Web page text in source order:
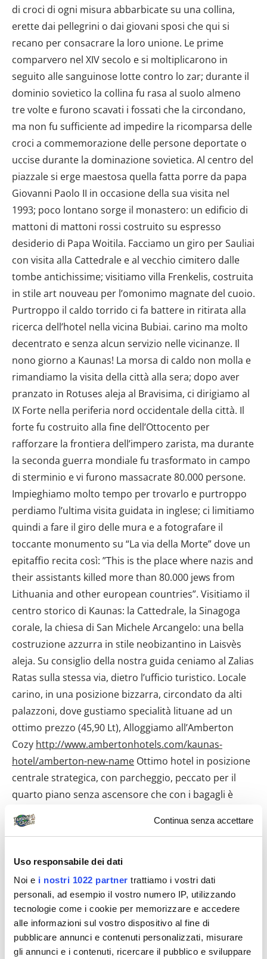
Continua senza accettare
Uso responsabile dei dati
Noi e i nostri 1022 partner trattiamo i vostri dati
personali, ad esempio il vostro numero IP, utilizzando
tecnologie come i cookie per memorizzare e accedere
alle informazioni sul vostro dispositivo al fine di
pubblicare annunci e contenuti personalizzati, misurare
gli annunci e i contenuti, ricercare il pubblico e sviluppare
di croci di ogni misura abbarbicate su una collina,
erette dai pellegrini o dai giovani sposi che qui si
recano per consacrare la loro unione. Le prime
comparvero nel XIV secolo e si moltiplicarono in
seguito alle sanguinose lotte contro lo zar; durante il
dominio sovietico la collina fu rasa al suolo almeno
tre volte e furono scavati i fossati che la circondano,
ma non fu sufficiente ad impedire la ricomparsa delle
croci a commemorazione delle persone deportate o
uccise durante la dominazione sovietica. Al centro del
piazzale si erge maestosa quella fatta porre da papa
Giovanni Paolo II in occasione della sua visita nel
1993; poco lontano sorge il monastero: un edificio di
mattoni di mattoni rossi costruito su espresso
desiderio di Papa Woitila. Facciamo un giro per Sauliai
con visita alla Cattedrale e al vecchio cimitero dalle
tombe antichissime; visitiamo villa Frenkelis, costruita
in stile art nouveau per l’omonimo magnate del cuoio.
Purtroppo il caldo torrido ci fa battere in ritirata alla
ricerca dell’hotel nella vicina Bubiai. carino ma molto
decentrato e senza alcun servizio nelle vicinanze. Il
nono giorno a Kaunas! La morsa di caldo non molla e
rimandiamo la visita della città alla sera; dopo aver
pranzato in Rotuses aleja al Bravisima, ci dirigiamo al
IX Forte nella periferia nord occidentale della città. Il
forte fu costruito alla fine dell’Ottocento per
rafforzare la frontiera dell’impero zarista, ma durante
la seconda guerra mondiale fu trasformato in campo
di sterminio e vi furono massacrate 80.000 persone.
Impieghiamo molto tempo per trovarlo e purtroppo
perdiamo l’ultima visita guidata in inglese; ci limitiamo
quindi a fare il giro delle mura e a fotografare il
toccante monumento su “La via della Morte” dove un
epitaffio recita così: ”This is the place where nazis and
their assistants killed more than 80.000 jews from
Lithuania and other european countries”. Visitiamo il
centro storico di Kaunas: la Cattedrale, la Sinagoga
corale, la chiesa di San Michele Arcangelo: una bella
costruzione azzurra in stile neobizantino in Laisvès
aleja. Su consiglio della nostra guida ceniamo al Zalias
Ratas sulla stessa via, dietro l’ufficio turistico. Locale
carino, in una posizione bizzarra, circondato da alti
palazzoni, dove gustiamo specialità lituane ad un
ottimo prezzo (45,90 Lt), Alloggiamo all’Amberton
Cozy http://www.ambertonhotels.com/kaunas-
hotel/amberton-new-name Ottimo hotel in posizione
centrale strategica, con parcheggio, peccato per il
quarto piano senza ascensore che con i bagagli è
risultato essere molto scomodo. Lasciamo Kaunas e
percorriamo i 116 km che ci separano dal Gruto
parco ospita le statue di bronzo un tempo collocate
nei parchi e nelle piazze della Lituania come simbolo
dell’oppressione del potere sovietico ed è strutturato
in modo da ricordare un campo di sterminio, con
sottofondo musicale di marce russe diffuso dagli
altoparlanti collocati sulle torrette di vedetta. A chi lo